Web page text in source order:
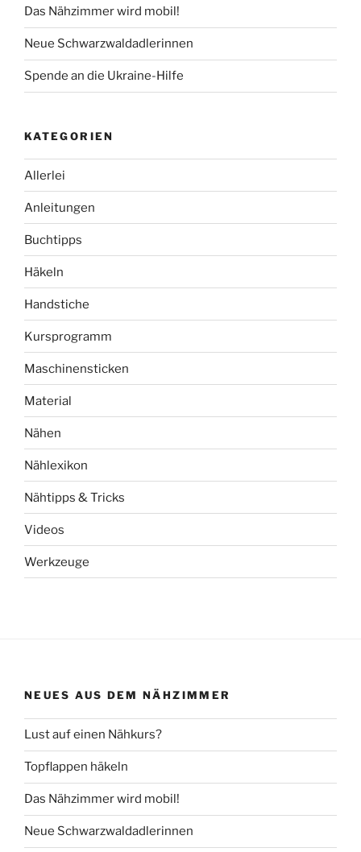
Das Nähzimmer wird mobil!
Neue Schwarzwaldadlerinnen
Spende an die Ukraine-Hilfe
KATEGORIEN
Allerlei
Anleitungen
Buchtipps
Häkeln
Handstiche
Kursprogramm
Maschinensticken
Material
Nähen
Nählexikon
Nähtipps & Tricks
Videos
Werkzeuge
NEUES AUS DEM NÄHZIMMER
Lust auf einen Nähkurs?
Topflappen häkeln
Das Nähzimmer wird mobil!
Neue Schwarzwaldadlerinnen